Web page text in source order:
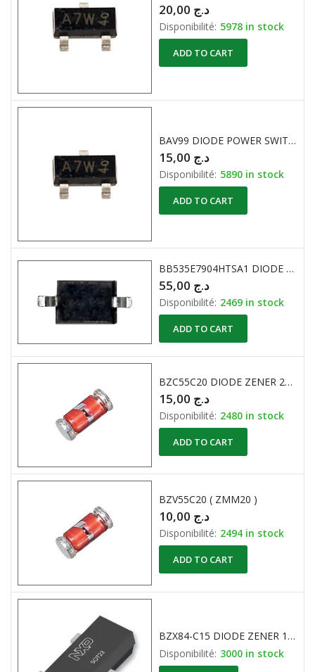
د.ج
Disponibilité: 5978 in stock
ADD TO CART
BAV99 DIODE POWER SWITCHING 75V 215mA CMS
د.ج
Disponibilité: 5890 in stock
ADD TO CART
BB535E7904HTSA1 DIODE A CAPACITE VARIABLE CMS
د.ج
Disponibilité: 2469 in stock
ADD TO CART
BZC55C20 DIODE ZENER 20V CMS
د.ج
Disponibilité: 2480 in stock
ADD TO CART
BZV55C20 ( ZMM20 )
د.ج
Disponibilité: 2494 in stock
ADD TO CART
BZX84-C15 DIODE ZENER 15V CMS Y4N
Disponibilité: 3000 in stock